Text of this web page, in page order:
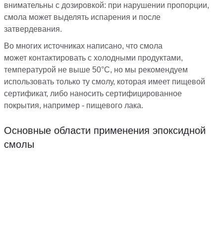
внимательны с дозировкой: при нарушении пропорции,
смола может выделять испарения и после
затвердевания.
Во многих источниках написано, что смола
может контактировать с холодными продуктами,
температурой не выше 50°C, но мы рекомендуем
использовать только ту смолу, которая имеет пищевой
сертификат, либо наносить сертифицированное
покрытия, например - пищевого лака.
Основные области применения эпоксидной
смолы